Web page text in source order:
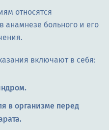
относятся
анамнезе больного и его
включают в себя:
в организме перед